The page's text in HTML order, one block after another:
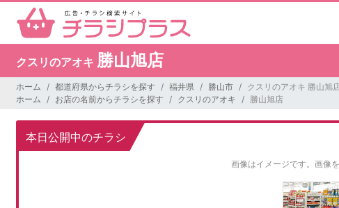
クスリのアオキ 勝山旭店
ホーム 都道府県からチラシを探す 福井県 勝山市
クスリのアオキ 勝山旭
ホーム
お店の名前からチラシを探す クスリのアオキ 勝山旭店
本日公開中のチラシ
画像はイメージです。 画像